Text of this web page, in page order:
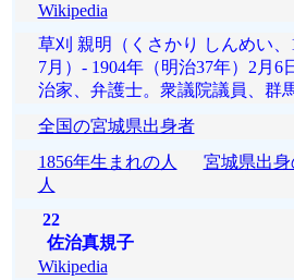
Wikipedia
草刈 親明（くさかり しんめい、
7月）- 1904年（明治37年）2月6
治家、弁護士。衆議院議員、群
全国の宮城県出身者
1856年生まれの人
宮城県出身
人
22
佐治真規子
Wikipedia